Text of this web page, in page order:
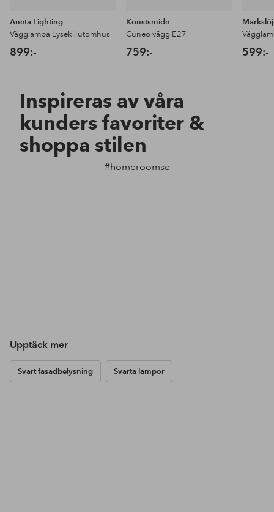
Aneta Lighting
Vägglampa Lysekil utomhus
899:-
Konstsmide
Cuneo vägg E27
759:- 599:-
Inspireras av våra
kunders favoriter &
shoppa stilen
#homeroomse
Upptäck mer
Svart fasadbelysning Svarta lampor